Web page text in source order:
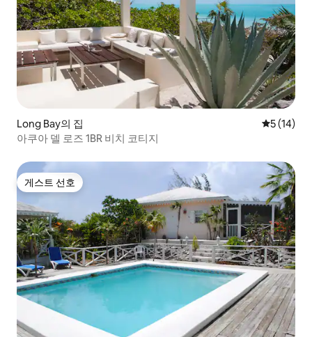
Long Bay의 집 평점 5점
5 (14)
아쿠아 델 로즈 1BR 비치 코티지
게스트 선호
게스트 선호